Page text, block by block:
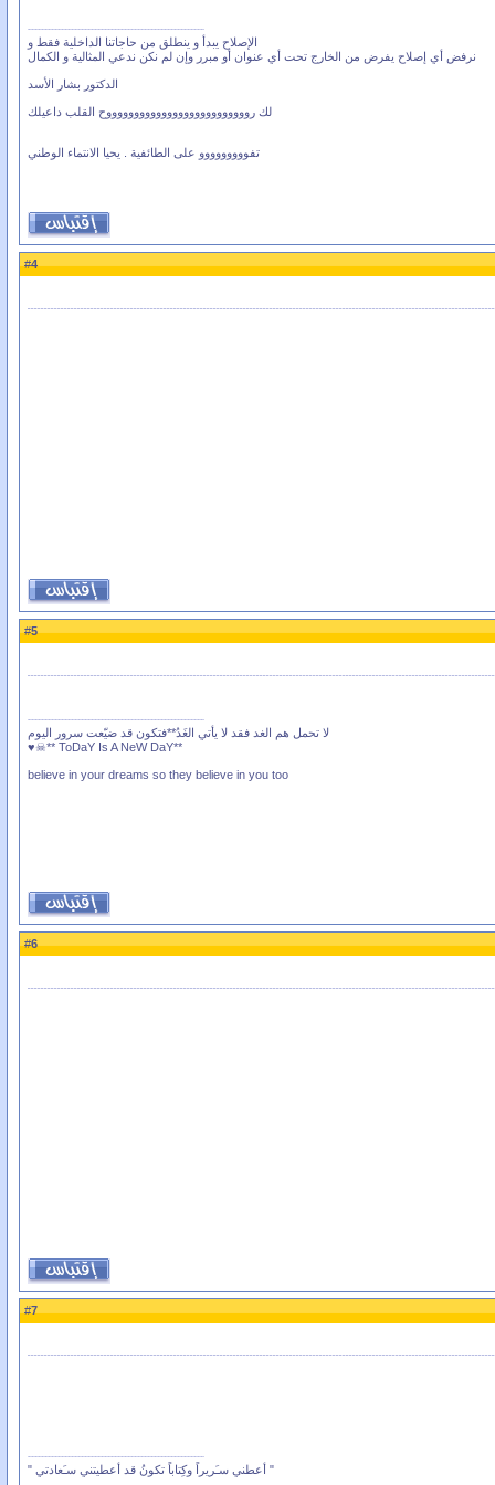
الإصلاح يبدأ و ينطلق من حاجاتنا الداخلية فقط و
نرفض أي إصلاح يفرض من الخارج تحت أي عنوان أو مبرر وإن لم نكن ندعي المثالية و الكمال
الدكتور بشار الأسد
لك رووووووووووووووووووووووووووح القلب داعيلك
تفووووووووو على الطائفية . يحيا الانتماء الوطني
#
4
#
5
لا تحمل هم الغد فقد لا يأتي الغَدُ**فتكون قد ضيّعت سرور اليوم
**ToDaY Is A NeW DaY **☠♥
believe in your dreams so they believe in you too
#
6
#
7
" أعطني سـَريراً وكِتاباً تكونُ قد أعطيتني سـَعادتي "